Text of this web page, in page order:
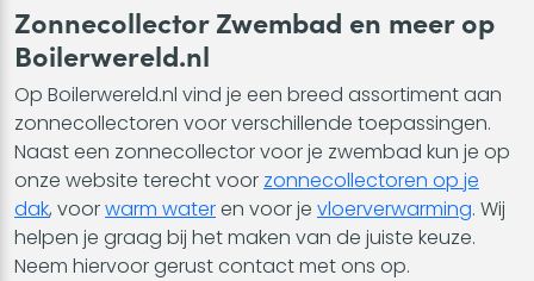
Zonnecollector Zwembad en meer op
Boilerwereld.nl
Op Boilerwereld.nl vind je een breed assortiment aan
zonnecollectoren voor verschillende toepassingen.
Naast een zonnecollector voor je zwembad kun je op
onze website terecht voor zonnecollectoren op je
dak, voorwarm wateren voor je vloerverwarming. Wij
helpen je graag bij het maken van de juiste keuze.
Neem hiervoor gerust contact met ons op.